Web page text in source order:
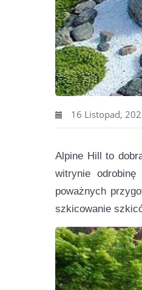
16 Listopad,
Alpine Hill to
witrynie
poważnych
szkicowanie